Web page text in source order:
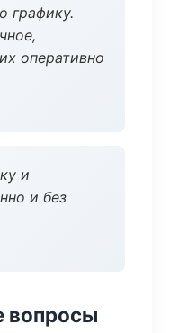
графику.
оперативно
и
и без
вопросы